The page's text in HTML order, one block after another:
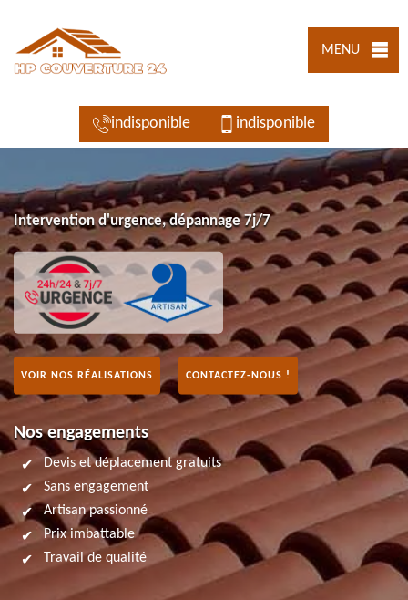
MENU
indisponible indisponible
Intervention d'urgence, dépannage 7j/7
VOIR NOS RÉALISATIONS CONTACTEZ-NOUS !
Nos engagements
Devis et déplacement gratuits
Sans engagement
Artisan passionné
Prix imbattable
Travail de qualité